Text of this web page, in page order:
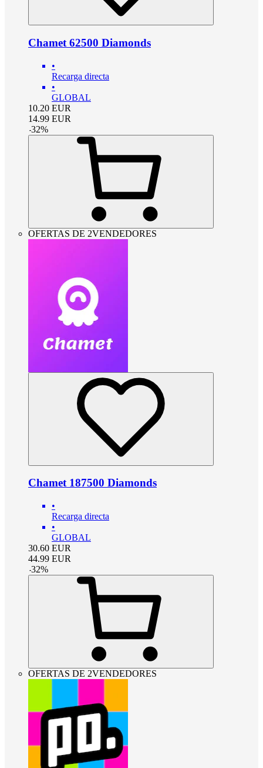
Chamet 62500 Diamonds
•
Recarga directa
•
GLOBAL
10.20 EUR
14.99 EUR
-32%
OFERTAS DE 2VENDEDORES
Chamet 187500 Diamonds
•
Recarga directa
•
GLOBAL
30.60 EUR
44.99 EUR
-32%
OFERTAS DE 2VENDEDORES